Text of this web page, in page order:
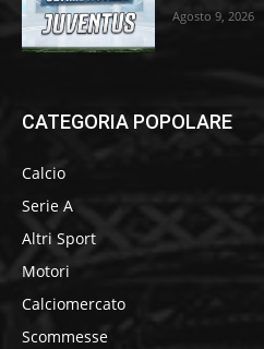
Agosto 9, 2026
CATEGORIA POPOLARE
Calcio
Serie A
Altri Sport
Motori
Calciomercato
Scommesse